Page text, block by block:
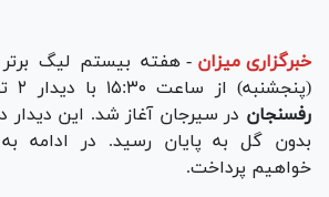
خبرگزاری میزان - هفته بیستم لیگ برتر
(پنجشنبه) از ساعت ۱۵:۳۰ با دیدار ۲ تیم
رفسنجان در سیرجان آغاز شد. این دیدار
بدون گل به پایان رسید. در ادامه به
خواهیم پرداخت.